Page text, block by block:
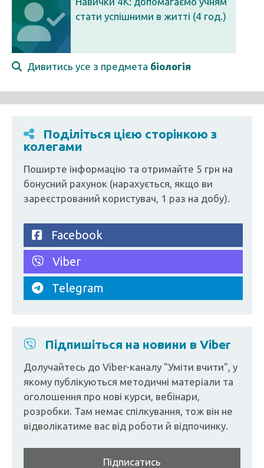
стати успішними в житті (4 год.)
Дивитись усе з предмета біологія
Поділіться цією сторінкою з
колегами
Поширте інформацію та отримайте 5 грн на
бонусний рахунок (нарахується, якщо ви
зареєстрований користувач, 1 раз на добу).
Facebook
Viber
Telegram
Підпишіться на новини в Viber
Долучайтесь до Viber-каналу "Уміти вчити", у
якому публікуються методичні матеріали та
оголошення про нові курси, вебінари,
розробки. Там немає спілкування, тож він не
відволікатиме вас від роботи й відпочинку.
Підписатись